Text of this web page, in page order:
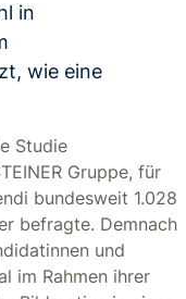
in
wie eine
Studie
Gruppe, für
bundesweit 1.028
befragte. Demnach
und
im Rahmen ihrer